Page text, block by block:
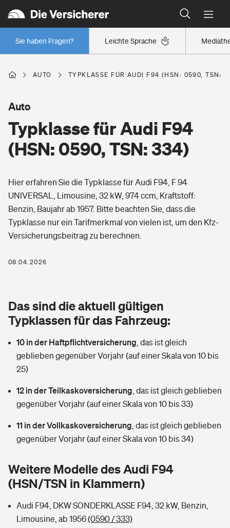
Leichte Sprache
Sie haben Fragen?
Wer versichert was: Jetzt Versicherer finden
Regionalklassen: So ist Ihre Region eingestuft
Wer versichert was: Jetzt Versicherer finden
Berufsunfähigkeitsversicherung
Erwerbsunfähigkeitsversicherung
Grundfähigkeitsversicherung
Arbeitsrechtsschutz
Berufshaftpflichtversicherung
Zur Übersicht
Tools
Wer versichert was: Jetzt Versicherer finden
Sie haben Fragen?
Wohnen
Elementarversicherung
Glasversicherung
Mietkautionsversicherung
Restkreditversicherung
Hochwasser-Check: Wie gefährdet ist Ihr Haus?
Wer versichert was: Jetzt Versicherer finden
Freizeit
Pri­vate Haft­pflicht­
Kinderunfall­ver­si­che­rung
Kinderinvalidität
Hundehalter-Haftpflicht
Private Cyberversicherung
Musikinstrumentenversicherung
Gesundheit
Private Krankenversicherung
Dread-Disease-Versicherung
Tierkrankenversicherung
Zur Übersicht
Tools
Wer versichert was: Jetzt Versicherer finden
Sie haben Fragen?
Rentenrechner: Wie viel Geld bekomme ich im Alter?
AUTO TYPKLASSE FÜR AUDI F94 (HSN: 0590, TSN:
Typklasse für Audi F94
(HSN: 0590, TSN: 334)
Auto
Hier erfahren Sie die Typklasse für Audi F94, F 94
UNIVERSAL, Limousine, 32 kW, 974 ccm, Kraftstoff:
Benzin, Baujahr ab 1957. Bitte beachten Sie, dass die
Typklasse nur ein Tarifmerkmal von vielen ist, um den Kfz-
Versicherungsbeitrag zu berechnen.
08.04.2026
Das sind die aktuell gültigen
Typklassen für das Fahrzeug:
10 in der Haftpflichtversicherung das ist gleich
geblieben gegenüber Vorjahr (auf einer Skala von 10 bis
25)
12 in der Teilkaskoversicherung das ist gleich geblieben
gegenüber Vorjahr (auf einer Skala von 10 bis 33)
11 in der Vollkaskoversicherung das ist gleich geblieben
gegenüber Vorjahr (auf einer Skala von 10 bis 34)
Weitere Modelle des Audi F94
(HSN/TSN in Klammern)
Audi F94, DKW SONDERKLASSE F94, 32 kW, Benzin,
Limousine, ab 1956(0590 / 333)